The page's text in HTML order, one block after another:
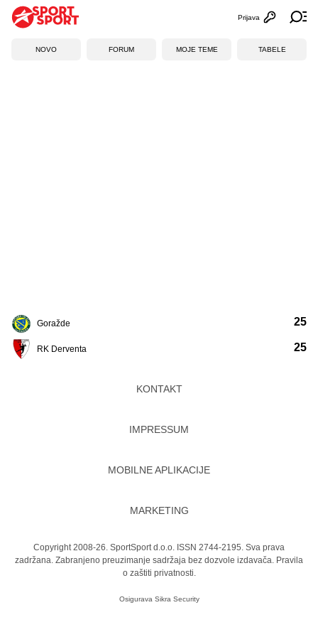
Otvori
Prijava
NOVO FORUM MOJE TEME TABELE
Goražde
RK Derventa
25
25
KONTAKT
IMPRESSUM
MOBILNE APLIKACIJE
MARKETING
Copyright 2008-26. SportSport d.o.o. ISSN 2744-2195. Sva prava
zadržana. Zabranjeno preuzimanje sadržaja bez dozvole izdavača. Pravila
o zaštiti privatnosti.
Osigurava Sikra Security